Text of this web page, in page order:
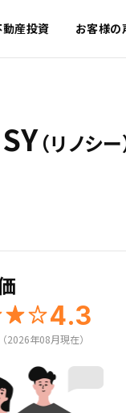
動産投資 お客様の
（リノシー
4.3
2026年08月現在）